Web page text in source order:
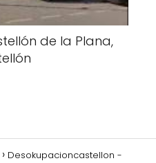
de la Plana,
Desokupacioncastellon -